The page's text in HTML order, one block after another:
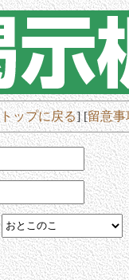
トップに戻る] [留意事